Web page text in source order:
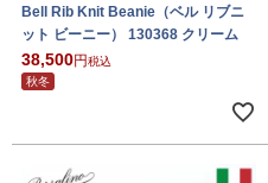
Bell Rib Knit Beanie（ベル リブニ
ット ビーニー） 130368 クリーム
38,500
税込
秋冬